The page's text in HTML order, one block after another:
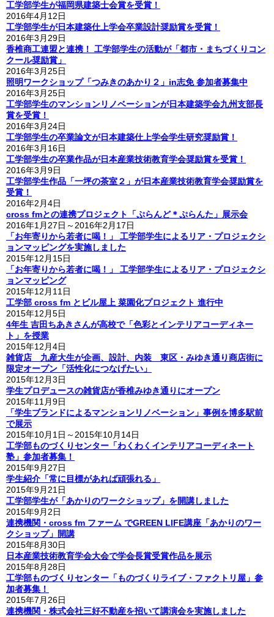
工学部学生が福岡県建築士会賞を受賞！
2016年4月12日
工学部学生が日本建築仕上学会卒業設計奨励賞を受賞！
2016年3月29日
香椎商工連盟と連携！ 工学部学生の活動が「都市・まちづくりコン
クール奨励賞」
2016年3月25日
照明ワークショップ「つみきのあかり２」in志免 参加者募集中
2016年3月25日
工学部学生のマンションリノベーションが日本建築学会九州支部長
賞を受賞！
2016年3月24日
工学部学生の卒業論文が日本建築仕上学会学生研究奨励賞！
2016年3月16日
工学部学生の卒業作品が日本産業技術教育学会奨励賞を受賞！
2016年3月9日
工学部学生作品「一坪の茶室２」が日本産業技術教育学会奨励賞を
受賞！
2016年2月4日
cross fmとの連携プロジェクト「ぷらんど＊ぷらんた」展示会
2016年1月27日～2016年2月17日
「お年寄りから若者に喝！」 工学部学生によるリア・プロジェクシ
ョンマッピングを実施しました
2015年12月15日
「お年寄りから若者に喝！」 工学部学生によるリア・プロジェクシ
ョンマッピング
2015年12月11日
工学部 cross fm とビル屋上 菜園化プロジェクト 進行中
2015年12月5日
4年生 吉田ちあきさんが高校で「色彩とインテリアコーディネー
ト」を授業
2015年12月4日
雑貨店 九産大生が企画、設計、内装 東区・みゆき通り商店街に
限定オープン「活性化につなげたい」
2015年12月3日
学生プロデュースの雑貨店が香椎みゆき通りにオープン
2015年11月9日
「学生ブランドによるマンションリノベーション」事例を博多駅前
で展示
2015年10月1日～2015年10月14日
工学部ものづくりセンター「わくわくインテリアコーディネート
塾」参加者募集！
2015年9月27日
学生紹介「常に目標があれば頑張れる」
2015年9月21日
工学部学生が「あかりのワークショップ」を開講しました
2015年9月2日
連携機関・ cross fm ファーム でGREEN LIFE講座「あかりのワー
クショップ」開講
2015年8月30日
日本産業技術教育学会大会で学会長賞受賞作品を展示
2015年8月28日
工学部ものづくりセンター「ものづくりライブ・ファクトリ屋」参
加者募集！
2015年7月26日
連携機関・ 株式会社三好不動産を招いて講演会を実施しました